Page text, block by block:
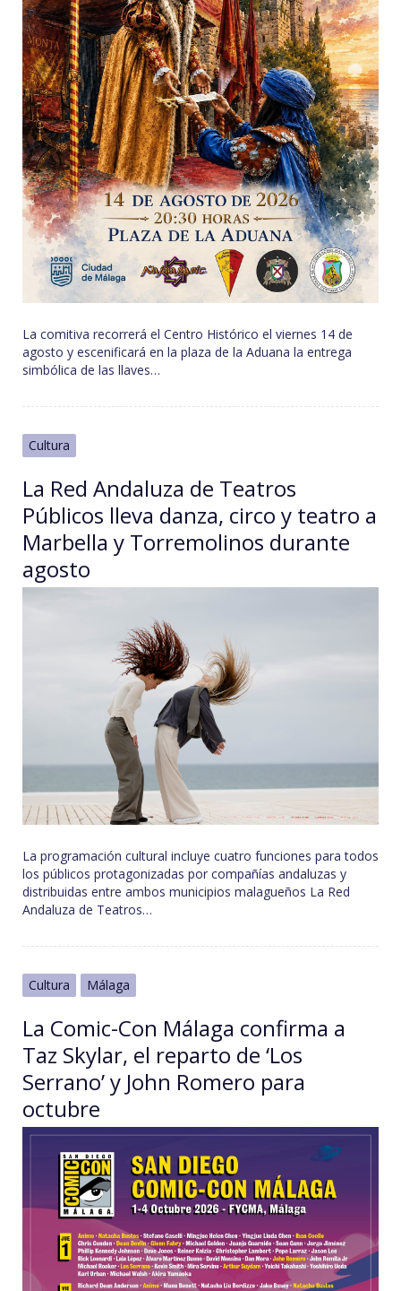
La comitiva recorrerá el Centro Histórico el viernes 14 de
agosto y escenificará en la plaza de la Aduana la entrega
simbólica de las llaves…
Cultura
La Red Andaluza de Teatros
Públicos lleva danza, circo y teatro a
Marbella y Torremolinos durante
agosto
La programación cultural incluye cuatro funciones para todos
los públicos protagonizadas por compañías andaluzas y
distribuidas entre ambos municipios malagueños La Red
Andaluza de Teatros…
Cultura Málaga
La Comic-Con Málaga confirma a
Taz Skylar, el reparto de ‘Los
Serrano’ y John Romero para
octubre